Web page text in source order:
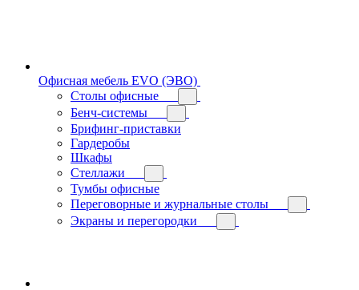
Офисная мебель EVO (ЭВО)
Cтолы офисные
Бенч-системы
Брифинг-приставки
Гардеробы
Шкафы
Стеллажи
Тумбы офисные
Переговорные и журнальные столы
Экраны и перегородки